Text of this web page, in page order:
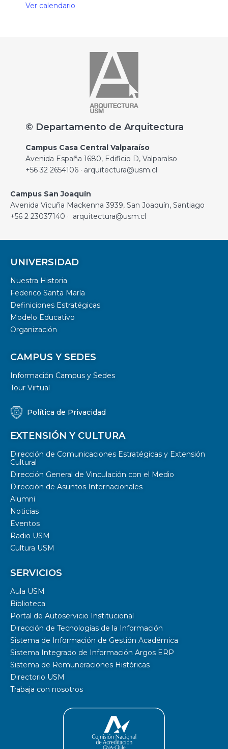
Ver calendario
© Departamento de Arquitectura
Campus Casa Central Valparaíso
Avenida España 1680, Edificio D, Valparaíso
+56 32 2654106 · arquitectura@usm.cl
Campus San Joaquín
Avenida Vicuña Mackenna 3939, San Joaquín, Santiago
+56 2 23037140 · arquitectura@usm.cl
UNIVERSIDAD
Nuestra Historia
Federico Santa María
Definiciones Estratégicas
Modelo Educativo
Organización
CAMPUS Y SEDES
Información Campus y Sedes
Tour Virtual
Política de Privacidad
EXTENSIÓN Y CULTURA
Dirección de Comunicaciones Estratégicas y Extensión
Cultural
Dirección General de Vinculación con el Medio
Dirección de Asuntos Internacionales
Alumni
Noticias
Eventos
Radio USM
Cultura USM
SERVICIOS
Aula USM
Biblioteca
Portal de Autoservicio Institucional
Dirección de Tecnologías de la Información
Sistema de Información de Gestión Académica
Sistema Integrado de Información Argos ERP
Sistema de Remuneraciones Históricas
Directorio USM
Trabaja con nosotros